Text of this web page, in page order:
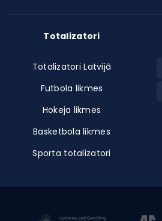
Totalizatori
Totalizatori Latvijā
Futbola likmes
Hokeja likmes
Basketbola likmes
Sporta totalizatori